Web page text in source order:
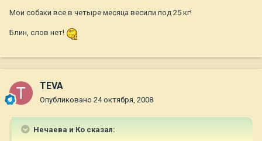
Мои собаки все в четыре месяца весили под 25 кг!
Блин, слов нет!
TEVA
Опубликовано 24 октября, 2008
Нечаева и Ко сказал: